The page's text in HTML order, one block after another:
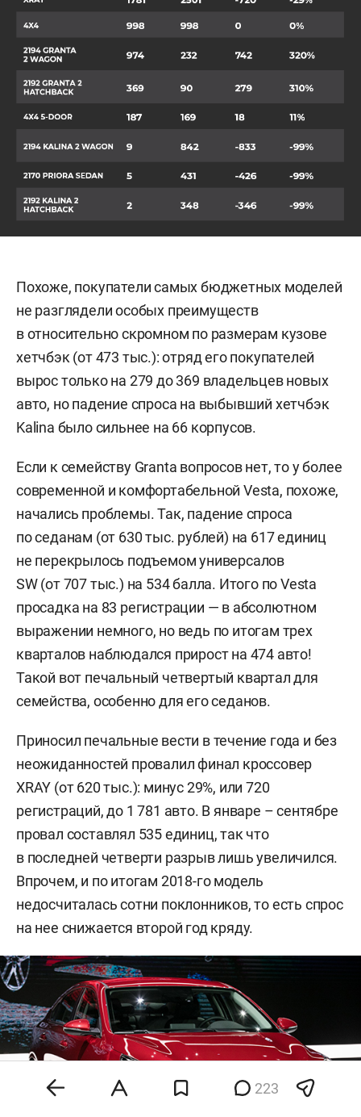
Похоже, покупатели самых бюджетных моделей
не разглядели особых преимуществ
в относительно скромном по размерам кузове
хетчбэк (от 473 тыс.): отряд его покупателей
вырос только на 279 до 369 владельцев новых
авто, но падение спроса на выбывший хетчбэк
Kalina было сильнее на 66 корпусов.
Если к семейству Granta вопросов нет, то у более
современной и комфортабельной Vesta, похоже,
начались проблемы. Так, падение спроса
по седанам (от 630 тыс. рублей) на 617 единиц
не перекрылось подъемом универсалов
SW (от 707 тыс.) на 534 балла. Итого по Vesta
просадка на 83 регистрации — в абсолютном
выражении немного, но ведь по итогам трех
кварталов наблюдался прирост на 474 авто!
Такой вот печальный четвертый квартал для
семейства, особенно для его седанов.
Приносил печальные вести в течение года и без
неожиданностей провалил финал кроссовер
XRAY (от 620 тыс.): минус 29%, или 720
регистраций, до 1 781 авто. В январе – сентябре
провал составлял 535 единиц, так что
в последней четверти разрыв лишь увеличился.
Впрочем, и по итогам 2018-го модель
недосчиталась сотни поклонников, то есть спрос
на нее снижается второй год кряду.
223